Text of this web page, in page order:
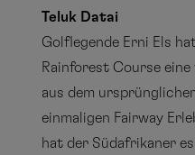
Teluk Datai
Golflegende Erni Els
Rainforest Course
aus dem
einmaligen Fairway
hat der Südafrikaner